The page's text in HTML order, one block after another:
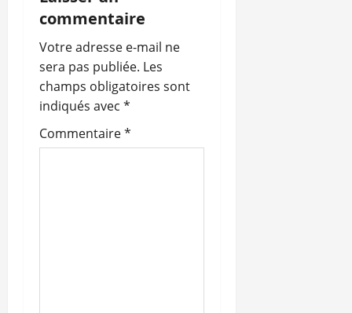
o
n
d
’
commentaire
Votre adresse e-mail ne
sera pas publiée. Les
champs obligatoires sont
indiqués avec *
Commentaire*